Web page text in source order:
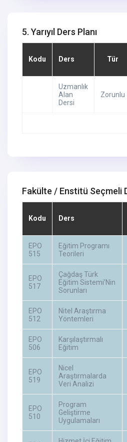
5. Yarıyıl Ders Planı
Kodu Ders Tür
Uzmanlık
Alan
Dersi
Zorunlu
Fakülte / Enstitü Seçmeli
Kodu Ders
EPO
515
Eğitim Programı
Teorileri
EPO
517
Çağdaş Türk
Eğitim Sistemi’Nin
Sorunları
EPO
512
Nitel Araştırma
Yöntemleri
EPO
506
Karşılaştırmalı
Eğitim
EPO
519
Nicel
Araştırmalarda
Veri Analizi
EPO
510
Program
Geliştirme
Uygulamaları